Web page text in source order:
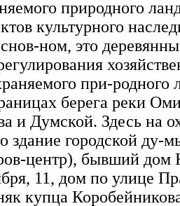
природного
культурного
ном, это
при-родного
берега реки
и Думской. Здесь на
здание городской
центр), бывший дом
11, дом по улице
купца